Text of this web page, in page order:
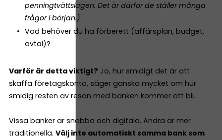
penningtvättslagen. Det är därför de ställer många
frågor i början.)
Vad behöver du ha förberett (affärsplan, budget,
avtal)?
Varför är detta viktigt? Jo, hur smidigt det är att
skaffa företagskonto, säger ganska mycket om hur
smidig resten av resan med banken kommer att bli.
Vissa banker är snabba och digitala. Andra är mer
traditionella. Välj inte automatiskt samma bank som